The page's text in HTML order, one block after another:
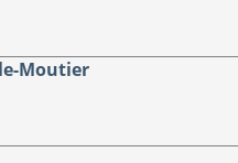
Moutier